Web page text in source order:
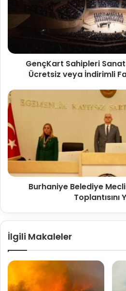
GençKart Sahipleri
Ücretsiz veya İndirimli
Burhaniye Belediye
Toplantısını
İlgili Makaleler